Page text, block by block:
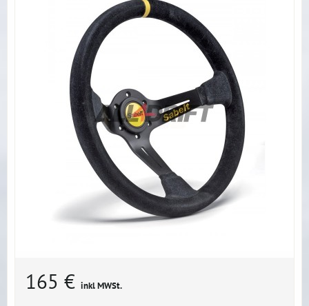
165 € inkl MWSt.